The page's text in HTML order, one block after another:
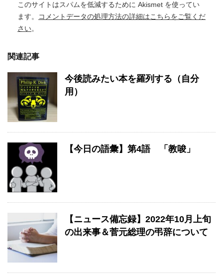
このサイトはスパムを低減するために Akismet を使ってい
ます。
コメントデータの処理方法の詳細はこちらをご覧くだ
さい。
関連記事
今後読みたい本を羅列する（自分
用）
【今日の語彙】第4語 「教唆」
【ニュース備忘録】2022年10月上旬
の出来事＆菅元総理の弔辞について